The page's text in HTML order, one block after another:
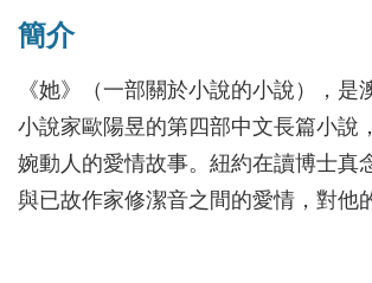
簡介
《她》（一部關於小說的小說），是
小說家歐陽昱的第四部中文長篇小說
婉動人的愛情故事。紐約在讀博士真
與已故作家修潔音之間的愛情，對他
並將其生前作品，主要是他的短篇小